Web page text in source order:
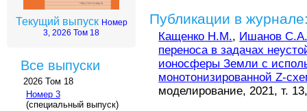
Текущий выпуск Номер
3, 2026 Том 18
Все выпуски
2026 Том 18
Номер 3
(специальный выпуск)
Публикации в
Кащенко Н.М., Ишанов
переноса в задачах
ионосферы Земли с
монотонизированной Z-
моделирование, 2021, т.